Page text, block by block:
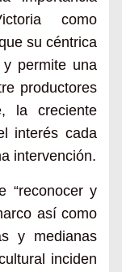
como
su céntrica
permite una
productores
la creciente
interés cada
intervención.
“reconocer y
así como
y medianas
inciden